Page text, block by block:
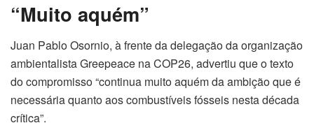
“Muito aquém”
Juan Pablo Osornio, à frente da delegação da organização
ambientalista Greepeace na COP26, advertiu que o texto
do compromisso “continua muito aquém da ambição que é
necessária quanto aos combustíveis fósseis nesta década
crítica”.